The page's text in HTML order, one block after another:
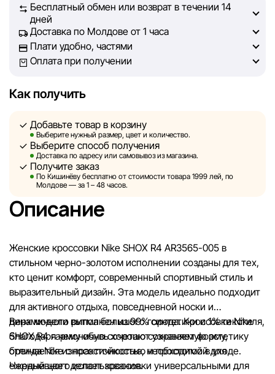
на сайте, была максимально полной, объективной и
актуальной. Наша цель — обеспечить вас достоверной
информацией, чтобы вы смогли принять лучшее
решение о покупке.
не может гарантировать абсолютную точность всех
технических ошибок или сбоев. Мы также не отвечаем
за содержание и актуальность информации на
сторонних ресурсах, ссылки на которые могут быть
размещены на нашем сайте.
Sportlandia оставляет за собой право в одностороннем
порядке и без предварительного уведомления вносить
потребительские свойства товаров. Изображения,
представленные на сайте, являются смоделированными
и служат исключительно для иллюстрации. Общая
информация о товарах предоставляется в
ознакомительных целях.
Цены на товары, а также условия предоставления
скидок, подарков, рассрочки и кредитования могут быть
изменены компанией Sportlandia в одностороннем
Бесплатный обмен или возврат в течении 14
дней
Доставка по Молдове от 1 часа
Плати удобно, частями
Оплата при получении
Как получить
Добавьте товар в корзину
Выберите нужный размер, цвет и количество.
Выберите способ получения
Доставка по адресу или самовывоз из магазина.
Получите заказ
По Кишинёву бесплатно от стоимости товара 1999 лей, по
Молдове — за 1 – 48 часов.
Описание
Женские кроссовки Nike SHOX R4 AR3565-005 в
стильном черно-золотом исполнении созданы для тех,
кто ценит комфорт, современный спортивный стиль и
выразительный дизайн. Эта модель идеально подходит
для активного отдыха, повседневной носки и
динамичного ритма большого города. Кроссовки Nike
SHOX R4 гармонично сочетают узнаваемую эстетику
бренда Nike с практичностью, необходимой для
ежедневного использования.
Верх модели выполнен из 99% синтетики и 1% текстиля,
благодаря чему обувь хорошо сохраняет форму,
отличается износостойкостью и простотой в уходе.
Черный цвет делает кроссовки универсальными для